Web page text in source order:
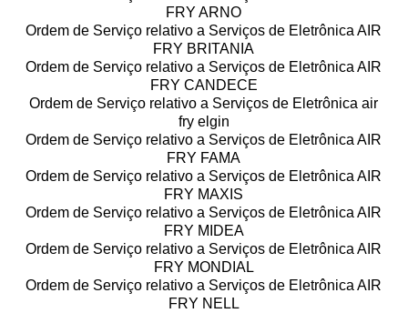
FRY ARNO
Ordem de Serviço relativo a Serviços de Eletrônica AIR
FRY BRITANIA
Ordem de Serviço relativo a Serviços de Eletrônica AIR
FRY CANDECE
Ordem de Serviço relativo a Serviços de Eletrônica air
fry elgin
Ordem de Serviço relativo a Serviços de Eletrônica AIR
FRY FAMA
Ordem de Serviço relativo a Serviços de Eletrônica AIR
FRY MAXIS
Ordem de Serviço relativo a Serviços de Eletrônica AIR
FRY MIDEA
Ordem de Serviço relativo a Serviços de Eletrônica AIR
FRY MONDIAL
Ordem de Serviço relativo a Serviços de Eletrônica AIR
FRY NELL